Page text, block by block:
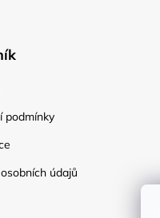
podmínky
údajů